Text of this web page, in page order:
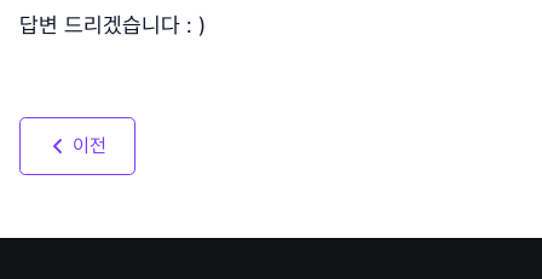
답변 드리겠습니다 : )
이전